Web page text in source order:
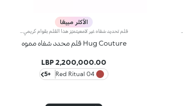
الأكثر مبيعًا
Hug Couture قلم محدد شفاه مموه
2,200,000.00 LBP
04 Red Ritual
+5